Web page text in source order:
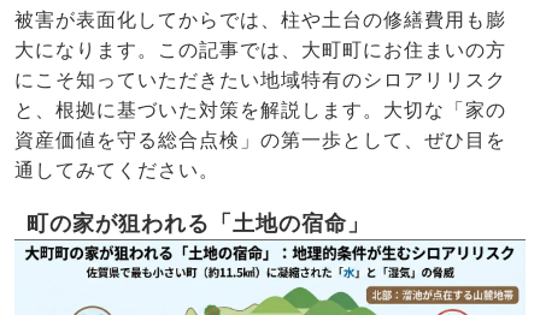
被害が表面化してからでは、柱や土台の修繕費用も膨
大になります。この記事では、大町町にお住まいの方
にこそ知っていただきたい地域特有のシロアリリスク
と、根拠に基づいた対策を解説します。大切な「家の
資産価値を守る総合点検」の第一歩として、ぜひ目を
通してみてください。
町の家が狙われる「土地の宿命」